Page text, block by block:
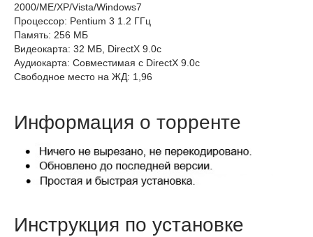
2000/ME/XP/Vista/Windows7
Процессор: Pentium 3 1.2 ГГц
Память: 256 МБ
Видеокарта: 32 МБ, DirectX 9.0c
Аудиокарта: Совместимая с DirectX 9.0c
Свободное место на ЖД: 1,96
Информация о торренте
Инструкция по установке